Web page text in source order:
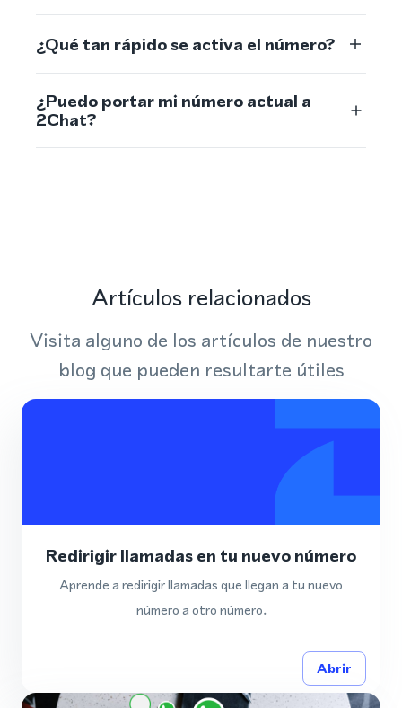
¿Qué tan rápido se activa el número?
¿Puedo portar mi número actual a
2Chat?
Artículos relacionados
Visita alguno de los artículos de nuestro
blog que pueden resultarte útiles
Redirigir llamadas en tu nuevo número
Aprende a redirigir llamadas que llegan a tu nuevo
número a otro número.
Abrir